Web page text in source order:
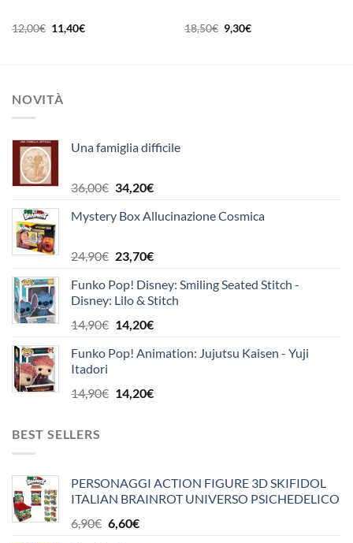
12,00€ Il
prezzo
11,40€Il
18,50€ Il
prezzo
9,30€Il
NOVITÀ
Una famiglia difficile
36,00€ Il
originale
36,00€.
34,20€Il
attuale
34,20€.
Mystery Box Allucinazione Cosmica
24,90€ Il
originale
era:
24,90€.
23,70€Il
attuale
è:
23,70€.
Funko Pop! Disney: Smiling Seated Stitch -
Disney: Lilo & Stitch
14,90€ Il
originale
14,90€.
14,20€Il
attuale
14,20€.
Funko Pop! Animation: Jujutsu Kaisen - Yuji
Itadori
14,90€ Il
14,20€Il
BEST SELLERS
PERSONAGGI ACTION FIGURE 3D SKIFIDOL
ITALIAN BRAINROT UNIVERSO PSICHEDELICO
6,90€ Il
6,60€Il